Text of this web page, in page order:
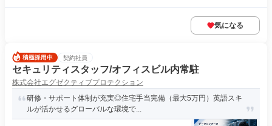
気になる
契約社員
セキュリティスタッフ/オフィスビル内常駐
株式会社エグゼクティブプロテクション
研修・サポート体制が充実◎住宅手当完備（最大5万円）英語スキ
ルが活かせるグローバルな環境で...